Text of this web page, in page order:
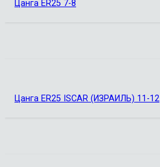
Цанга ER25 7-8
Цанга ER25 ISCAR (ИЗРАИЛЬ) 11-12